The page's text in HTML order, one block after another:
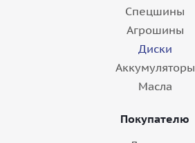
Спецшины
Агрошины
Диски
Аккумуляторы
Масла
Покупателю